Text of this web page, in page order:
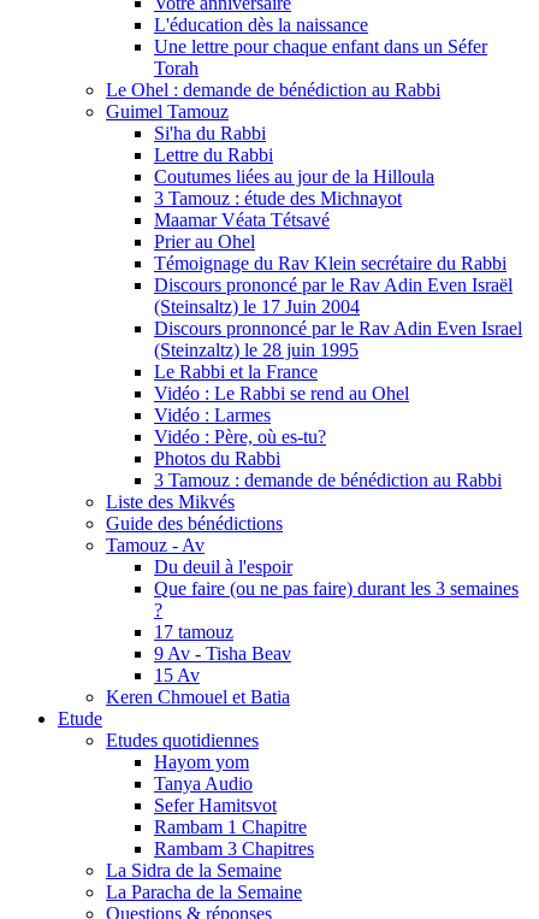
L'éducation dès la naissance
Une lettre pour chaque enfant dans un Séfer
Torah
Le Ohel : demande de bénédiction au Rabbi
Guimel Tamouz
Si'ha du Rabbi
Lettre du Rabbi
Coutumes liées au jour de la Hilloula
3 Tamouz : étude des Michnayot
Maamar Véata Tétsavé
Prier au Ohel
Témoignage du Rav Klein secrétaire du Rabbi
Discours prononcé par le Rav Adin Even Israël
(Steinsaltz) le 17 Juin 2004
Discours pronnoncé par le Rav Adin Even Israel
(Steinzaltz) le 28 juin 1995
Le Rabbi et la France
Vidéo : Le Rabbi se rend au Ohel
Vidéo : Larmes
Vidéo : Père, où es-tu?
Photos du Rabbi
3 Tamouz : demande de bénédiction au Rabbi
Liste des Mikvés
Guide des bénédictions
Tamouz - Av
Du deuil à l'espoir
Que faire (ou ne pas faire) durant les 3 semaines
?
17 tamouz
9 Av - Tisha Beav
15 Av
Keren Chmouel et Batia
Etude
Etudes quotidiennes
Hayom yom
Tanya Audio
Sefer Hamitsvot
Rambam 1 Chapitre
Rambam 3 Chapitres
La Sidra de la Semaine
La Paracha de la Semaine
Questions & réponses